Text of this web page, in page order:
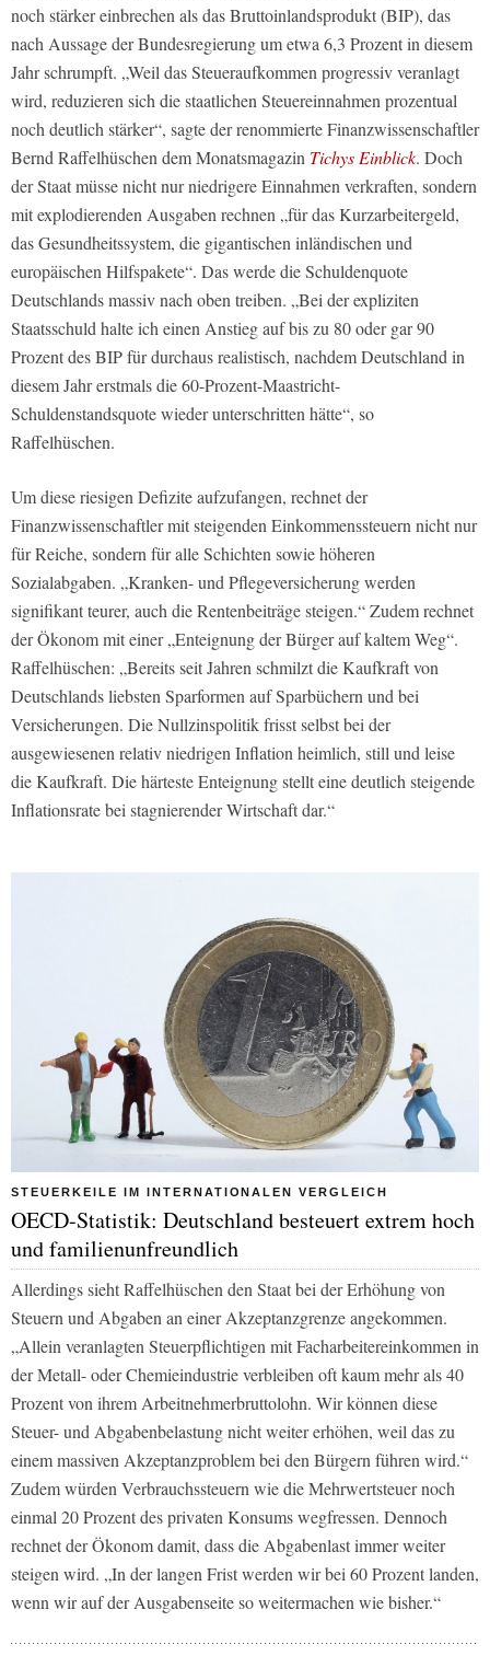
noch stärker einbrechen als das Bruttoinlandsprodukt (BIP), das
nach Aussage der Bundesregierung um etwa 6,3 Prozent in diesem
Jahr schrumpft. „Weil das Steueraufkommen progressiv veranlagt
wird, reduzieren sich die staatlichen Steuereinnahmen prozentual
noch deutlich stärker“, sagte der renommierte Finanzwissenschaftler
Bernd Raffelhüschen dem Monatsmagazin Tichys Einblick. Doch
der Staat müsse nicht nur niedrigere Einnahmen verkraften, sondern
mit explodierenden Ausgaben rechnen „für das Kurzarbeitergeld,
das Gesundheitssystem, die gigantischen inländischen und
europäischen Hilfspakete“. Das werde die Schuldenquote
Deutschlands massiv nach oben treiben. „Bei der expliziten
Staatsschuld halte ich einen Anstieg auf bis zu 80 oder gar 90
Prozent des BIP für durchaus realistisch, nachdem Deutschland in
diesem Jahr erstmals die 60-Prozent-Maastricht-
Schuldenstandsquote wieder unterschritten hätte“, so
Raffelhüschen.
Um diese riesigen Defizite aufzufangen, rechnet der
Finanzwissenschaftler mit steigenden Einkommenssteuern nicht nur
für Reiche, sondern für alle Schichten sowie höheren
Sozialabgaben. „Kranken- und Pflegeversicherung werden
signifikant teurer, auch die Rentenbeiträge steigen.“ Zudem rechnet
der Ökonom mit einer „Enteignung der Bürger auf kaltem Weg“.
Raffelhüschen: „Bereits seit Jahren schmilzt die Kaufkraft von
Deutschlands liebsten Sparformen auf Sparbüchern und bei
Versicherungen. Die Nullzinspolitik frisst selbst bei der
ausgewiesenen relativ niedrigen Inflation heimlich, still und leise
die Kaufkraft. Die härteste Enteignung stellt eine deutlich steigende
Inflationsrate bei stagnierender Wirtschaft dar.“
STEUERKEILE IM INTERNATIONALEN VERGLEICH
OECD-Statistik: Deutschland besteuert extrem hoch
und familienunfreundlich
Allerdings sieht Raffelhüschen den Staat bei der Erhöhung von
Steuern und Abgaben an einer Akzeptanzgrenze angekommen.
„Allein veranlagten Steuerpflichtigen mit Facharbeitereinkommen in
der Metall- oder Chemieindustrie verbleiben oft kaum mehr als 40
Prozent von ihrem Arbeitnehmerbruttolohn. Wir können diese
Steuer- und Abgabenbelastung nicht weiter erhöhen, weil das zu
einem massiven Akzeptanzproblem bei den Bürgern führen wird.“
Zudem würden Verbrauchssteuern wie die Mehrwertsteuer noch
einmal 20 Prozent des privaten Konsums wegfressen. Dennoch
rechnet der Ökonom damit, dass die Abgabenlast immer weiter
steigen wird. „In der langen Frist werden wir bei 60 Prozent landen,
wenn wir auf der Ausgabenseite so weitermachen wie bisher.“